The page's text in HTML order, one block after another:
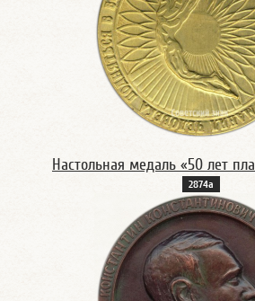
Настольная медаль «50 лет
2874а